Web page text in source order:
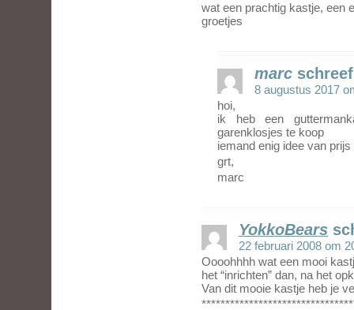
wat een prachtig kastje, een
groetjes
marc
8 augustus 2017
hoi,
ik heb een
garenklosjes te koop
iemand enig idee van prijs
grt,
marc
YokkoBears
22 februari 2008 om
Oooohhhh wat een mooi
het “inrichten” dan, na het
Van dit mooie kastje heb je